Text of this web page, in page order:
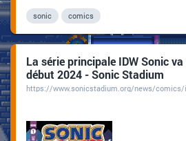
sonic comics
La série principale IDW Sonic
début 2024 - Sonic Stadium